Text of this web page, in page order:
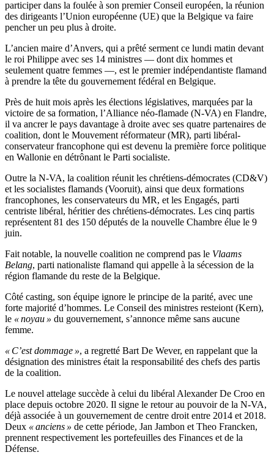
participer dans la foulée à son premier Conseil européen, la réunion
des dirigeants l’Union européenne (UE) que la Belgique va faire
pencher un peu plus à droite.
L’ancien maire d’Anvers, qui a prêté serment ce lundi matin devant
le roi Philippe avec ses 14 ministres — dont dix hommes et
seulement quatre femmes —, est le premier indépendantiste flamand
à prendre la tête du gouvernement fédéral en Belgique.
Près de huit mois après les élections législatives, marquées par la
victoire de sa formation, l’Alliance néo-flamade (N-VA) en Flandre,
il va ancrer le pays davantage à droite avec ses quatre partenaires de
coalition, dont le Mouvement réformateur (MR), parti libéral-
conservateur francophone qui est devenu la première force politique
en Wallonie en détrônant le Parti socialiste.
Outre la N-VA, la coalition réunit les chrétiens-démocrates (CD&V)
et les socialistes flamands (Vooruit), ainsi que deux formations
francophones, les conservateurs du MR, et les Engagés, parti
centriste libéral, héritier des chrétiens-démocrates. Les cinq partis
représentent 81 des 150 députés de la nouvelle Chambre élue le 9
juin.
Fait notable, la nouvelle coalition ne comprend pas le Vlaams
Belang, parti nationaliste flamand qui appelle à la sécession de la
région flamande du reste de la Belgique.
Côté casting, son équipe ignore le principe de la parité, avec une
forte majorité d’hommes. Le Conseil des ministres resteiont (Kern),
le « noyau » du gouvernement, s’annonce même sans aucune
femme.
« C’est dommage », a regretté Bart De Wever, en rappelant que la
désignation des ministres était la responsabilité des chefs des partis
de la coalition.
Le nouvel attelage succède à celui du libéral Alexander De Croo en
place depuis octobre 2020. Il signe le retour au pouvoir de la N-VA,
déjà associée à un gouvernement de centre droit entre 2014 et 2018.
Deux « anciens » de cette période, Jan Jambon et Theo Francken,
prennent respectivement les portefeuilles des Finances et de la
Défense.